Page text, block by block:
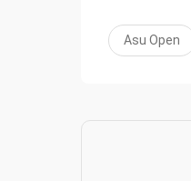
Asu Open